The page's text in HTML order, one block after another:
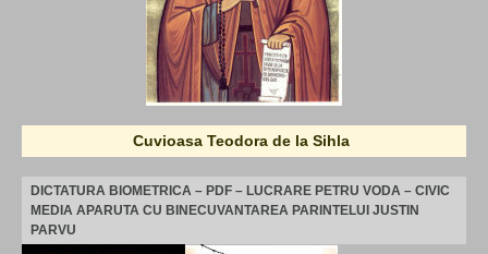
Cuvioasa Teodora de la Sihla
DICTATURA BIOMETRICA – PDF – LUCRARE PETRU VODA – CIVIC
MEDIA APARUTA CU BINECUVANTAREA PARINTELUI JUSTIN
PARVU